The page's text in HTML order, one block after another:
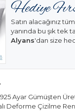
Satın alacağınız
yanında bu şık tek
Alyans'dan size
Ayar Gümüşten
Deforme Çizilme